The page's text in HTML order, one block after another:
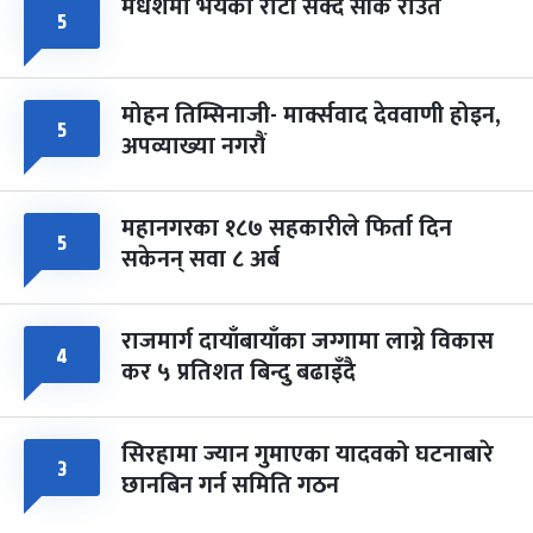
५
५ मोहन तिम्सिनाजी- मार्क्सवाद देववाणी होइन,
अपव्याख्या नगरौं
५ महानगरका १८७ सहकारीले फिर्ता दिन
सकेनन् सवा ८ अर्ब
४ राजमार्ग दायाँबायाँका जग्गामा लाग्ने विकास
कर ५ प्रतिशत बिन्दु बढाइँदै
३ सिरहामा ज्यान गुमाएका यादवको घटनाबारे
छानबिन गर्न समिति गठन